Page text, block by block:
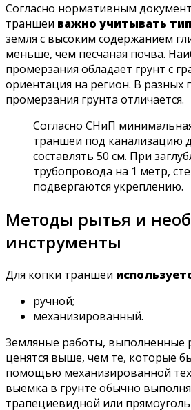
Согласно нормативным
траншеи важно учитывать
земля с высоким содержанием
меньше, чем песчаная почва.
промерзания обладает грунт с
ориентация на регион. В разных
промерзания грунта отличается.
Согласно СНиП
траншеи под канализацию
составлять 50 см. При
трубопровода на 1 метр,
подвергаются укреплению.
Методы рытья и
инструменты
Для копки траншеи
ручной;
механизированный.
Земляные работы, выполненные
ценятся выше, чем те, которые
помощью механизированной
выемка в грунте обычно
трапециевидной или